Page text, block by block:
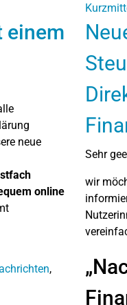
einem
neue
online
,
Sehr
wir